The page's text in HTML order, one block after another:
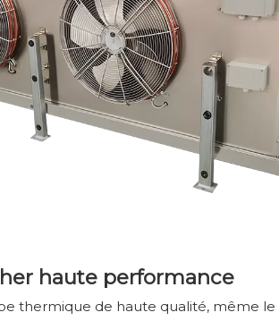
haute performance
thermique de haute qualité, même le